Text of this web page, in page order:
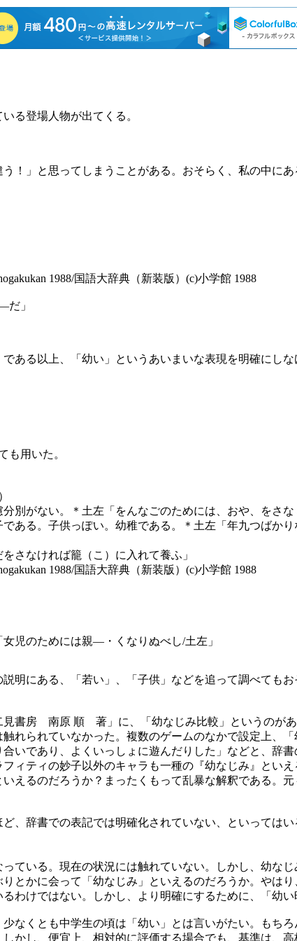
る登場人物が出てくる。
」と思ってしまうことがある。おそらく、私の中にあ
1988/国語大辞典（新装版）(c)小学館 1988
だ」
ある以上、「幼い」というあいまいな表現を明確にし
も用いた。
別がない。＊土左「をんなごのためには、おや、をさな
ある。子供っぽい。幼稚である。＊土左「年九つばか
さなければ籠（こ）に入れて養ふ」
1988/国語大辞典（新装版）(c)小学館 1988
児のためには親―・くなりぬべし/土左」
にある、「若い」、「子供」などを追って調べても
書房 南原 順 著」に、「幼なじみ比較」というのがあ
れられていなかった。複数のゲームのなかで設定上、
いであり、よくいっしょに遊んだりした」などと、辞
ィティの妙子以外のキャラも一種の『幼なじみ』とい
えるのだろうか？まったくもって乱暴な解釈である。
、辞書での表記では明確化されていない、といっては
ている。現在の状況には触れていない。しかし、幼な
とかに会って「幼なじみ」といえるのだろうか。やは
わけではない。しかし、より明確にするために、「幼い
なくとも中学生の頃は「幼い」とは言いがたい。もち
かし、便宜上、相対的に評価する場合でも、基準は、